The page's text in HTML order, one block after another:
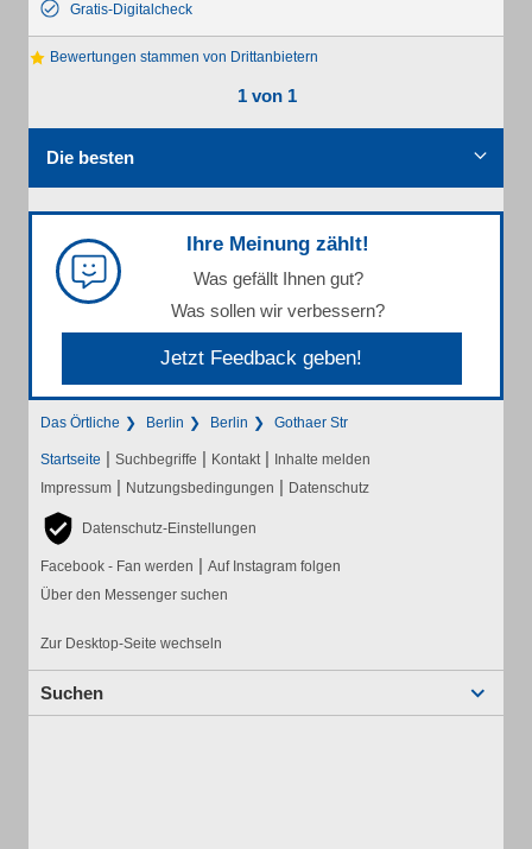
Gratis-Digitalcheck
Bewertungen stammen von Drittanbietern
1 von 1
Die besten
Ihre Meinung zählt!
Was gefällt Ihnen gut?
Was sollen wir verbessern?
Jetzt Feedback geben!
Das Örtliche Berlin Berlin Gothaer Str
Startseite | Suchbegriffe | Kontakt | Inhalte melden
Impressum | Nutzungsbedingungen | Datenschutz
Datenschutz-Einstellungen
Facebook - Fan werden | Auf Instagram folgen
Über den Messenger suchen
Zur Desktop-Seite wechseln
Suchen